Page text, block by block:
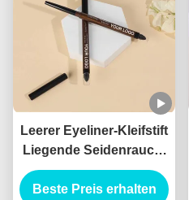
Leerer Eyeliner-Kleifstift
Liegende Seidenrauch-
Stift wasserdicht
langlebiger
Beste Preis erhalten